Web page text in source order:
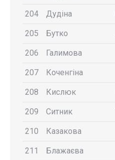
204 Дудіна
205 Бутко
206 Галимова
207 Коченгіна
208 Кислюк
209 Ситник
210 Казакова
211 Блажаєва